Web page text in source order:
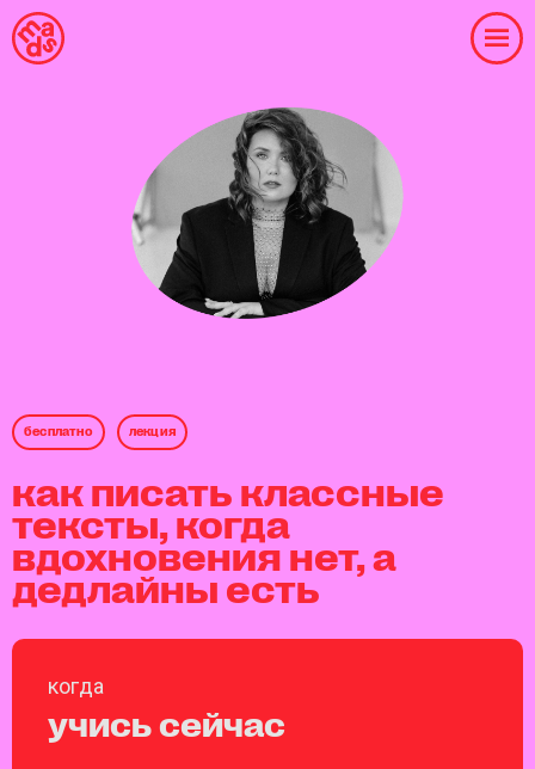
бесплaтнo лекция
как писать классные
тексты, когда
вдохновения нет, а
дедлайны есть
когда
учись сейчас